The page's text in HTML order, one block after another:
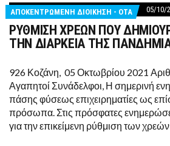
ΑΠΟΚΕΝΤΡΩΜΕΝΗ ΔΙΟΙΚΗΣΗ - ΟΤΑ 05/10/
ΡΥΘΜΙΣΗ ΧΡΕΩΝ ΠΟΥ
ΤΗΝ ΔΙΑΡΚΕΙΑ ΤΗΣ
926 Κοζάνη, 05 Οκτωβρίου 2021
Αγαπητοί Συνάδελφοι, Η σημερινή
πάσης φύσεως επιχειρηματίες ως
πρόσωπα. Στις πρόσφατες
για την επικείμενη ρύθμιση των